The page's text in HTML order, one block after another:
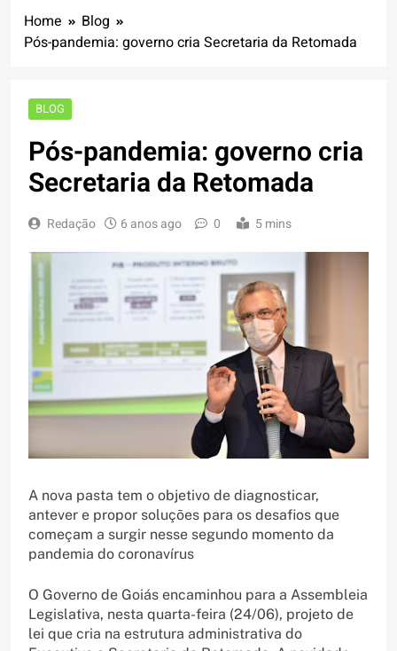
Home
Blog
Pós-pandemia: governo cria Secretaria da Retomada
BLOG
Pós-pandemia: governo cria
Secretaria da Retomada
Redação 6 anos ago 0 5 mins
A nova pasta tem o objetivo de diagnosticar,
antever e propor soluções para os desafios que
começam a surgir nesse segundo momento da
pandemia do coronavírus
O Governo de Goiás encaminhou para a Assembleia
Legislativa, nesta quarta-feira (24/06), projeto de
lei que cria na estrutura administrativa do